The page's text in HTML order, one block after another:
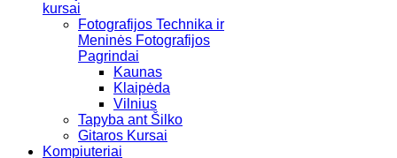
kursai
Fotografijos Technika ir
Meninės Fotografijos
Pagrindai
Kaunas
Klaipėda
Vilnius
Tapyba ant Šilko
Gitaros Kursai
Kompiuteriai